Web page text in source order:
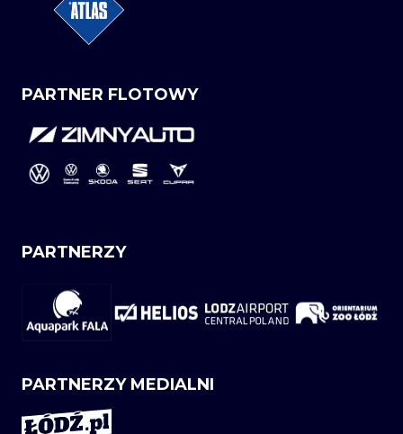
PARTNER FLOTOWY
PARTNERZY
PARTNERZY MEDIALNI